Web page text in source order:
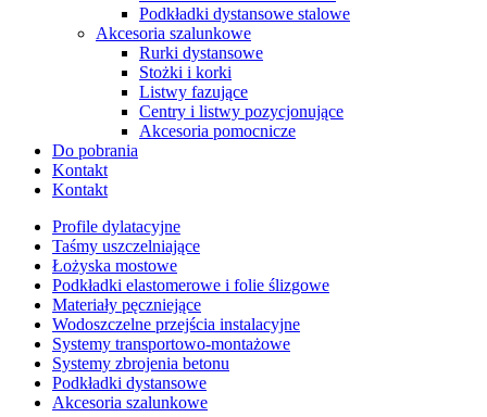
Podkładki dystansowe stalowe
Akcesoria szalunkowe
Rurki dystansowe
Stożki i korki
Listwy fazujące
Centry i listwy pozycjonujące
Akcesoria pomocnicze
Do pobrania
Kontakt
Kontakt
Profile dylatacyjne
Taśmy uszczelniające
Łożyska mostowe
Podkładki elastomerowe i folie ślizgowe
Materiały pęczniejące
Wodoszczelne przejścia instalacyjne
Systemy transportowo-montażowe
Systemy zbrojenia betonu
Podkładki dystansowe
Akcesoria szalunkowe